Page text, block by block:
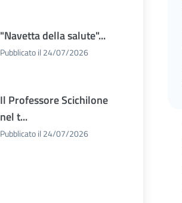
"Navetta della salute"...
Pubblicato il 24/07/2026
Il Professore Scichilone
nel t...
Pubblicato il 24/07/2026